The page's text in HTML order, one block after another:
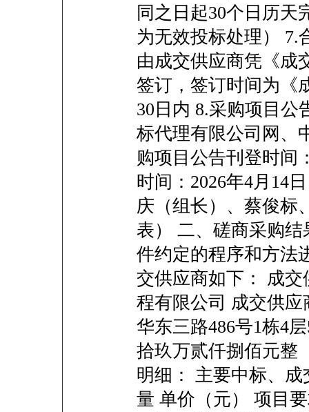
同之日起30个日历天
为无效投标处理） 7.
由成交供应商凭《成
签订，签订时间为《
30日内 8.采购项目公
标代理有限公司网、
购项目公告刊登时间
时间：2026年4月14
庆（组长）、蔡俊标
表） 二、磋商采购
件约定的程序和方法
交供应商如下： 成
程有限公司 成交供
华东三路486号1栋4
拾玖万贰仟捌佰元整
明细： 主要中标、
量 单价（元） 项目